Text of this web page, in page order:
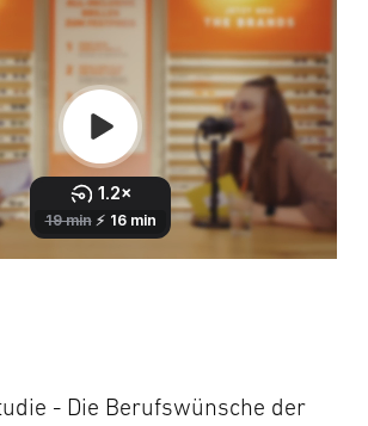
- Die Berufswünsche der